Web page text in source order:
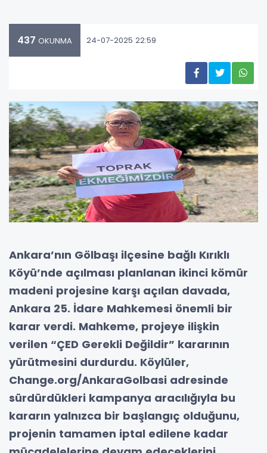
437 OKUNMA 24-07-2025 22:59
Ankara’nın Gölbaşı ilçesine bağlı Kırıklı
Köyü’nde açılması planlanan ikinci kömür
madeni projesine karşı açılan davada,
Ankara 25. İdare Mahkemesi önemli bir
karar verdi. Mahkeme, projeye ilişkin
verilen “ÇED Gerekli Değildir” kararının
yürütmesini durdurdu. Köylüler,
Change.org/AnkaraGolbasi adresinde
sürdürdükleri kampanya aracılığıyla bu
kararın yalnızca bir başlangıç olduğunu,
projenin tamamen iptal edilene kadar